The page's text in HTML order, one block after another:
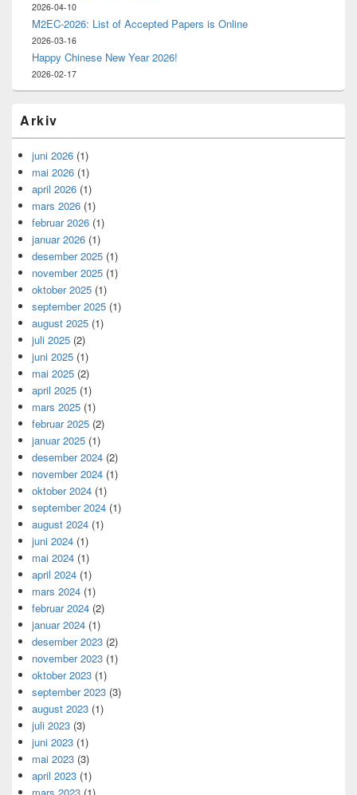
2026-04-10
M2EC-2026: List of Accepted Papers is Online
2026-03-16
Happy Chinese New Year 2026!
2026-02-17
Arkiv
juni 2026 (1)
mai 2026 (1)
april 2026 (1)
mars 2026 (1)
februar 2026 (1)
januar 2026 (1)
desember 2025 (1)
november 2025 (1)
oktober 2025 (1)
september 2025 (1)
august 2025 (1)
juli 2025 (2)
juni 2025 (1)
mai 2025 (2)
april 2025 (1)
mars 2025 (1)
februar 2025 (2)
januar 2025 (1)
desember 2024 (2)
november 2024 (1)
oktober 2024 (1)
september 2024 (1)
august 2024 (1)
juni 2024 (1)
mai 2024 (1)
april 2024 (1)
mars 2024 (1)
februar 2024 (2)
januar 2024 (1)
desember 2023 (2)
november 2023 (1)
oktober 2023 (1)
september 2023 (3)
august 2023 (1)
juli 2023 (3)
juni 2023 (1)
mai 2023 (3)
april 2023 (1)